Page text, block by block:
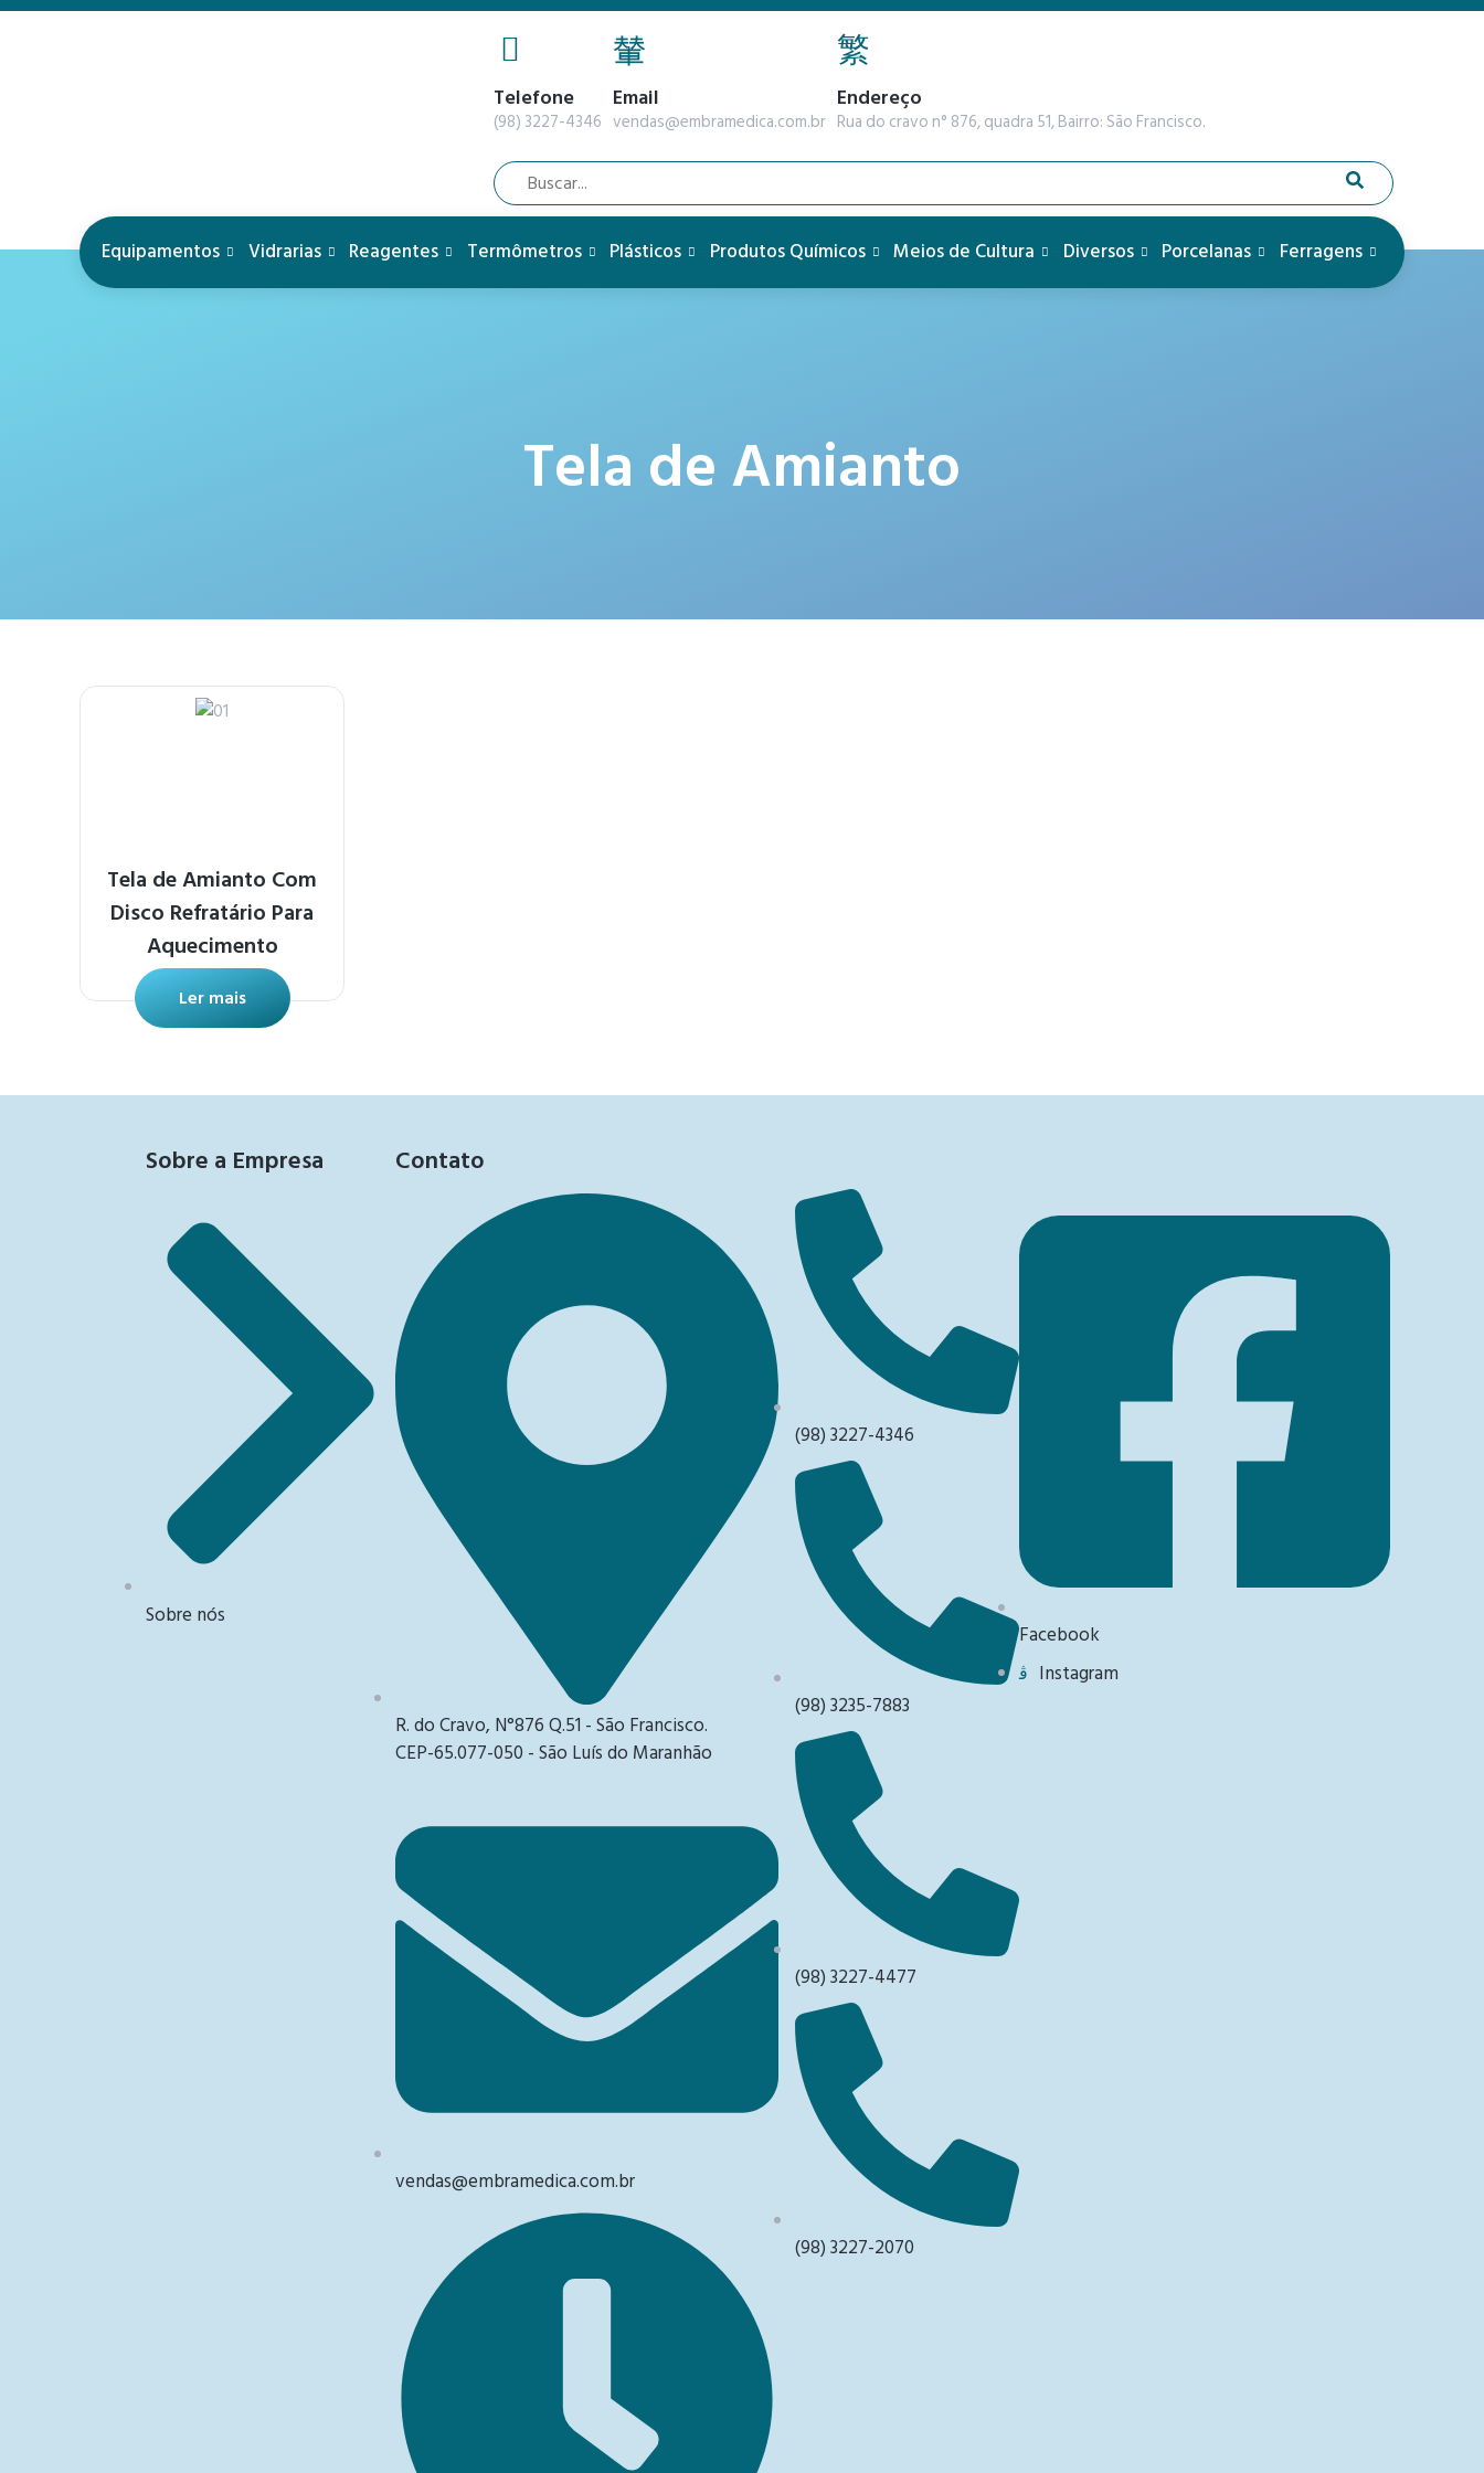
Telefone
(98) 3227-4346
Email
vendas@embramedica.com.br
Endereço
Rua do cravo n° 876, quadra 51, Bairro: São Francisco.
Equipamentos Vidrarias Reagentes Termômetros Plásticos Produtos Químicos Meios de Cultura Diversos Porcelanas Ferragens
Tela de Amianto
Tela de Amianto Com
Disco Refratário Para
Aquecimento
Ler mais
Sobre a Empresa
Sobre nós
Contato
R. do Cravo, N°876 Q.51 - São Francisco.
CEP-65.077-050 - São Luís do Maranhão
vendas@embramedica.com.br
(98) 3227-4346
(98) 3235-7883
(98) 3227-4477
(98) 3227-2070
Facebook
Instagram